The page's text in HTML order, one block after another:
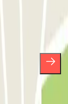
en
voor het
Zonder
u maar wilt in